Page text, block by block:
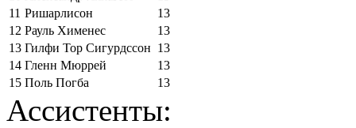
11 Ришарлисон
13
12 Рауль Хименес
13
13 Гилфи Тор Сигурдссон 13
14 Гленн Мюррей
13
15 Поль Погба 13
Ассистенты: